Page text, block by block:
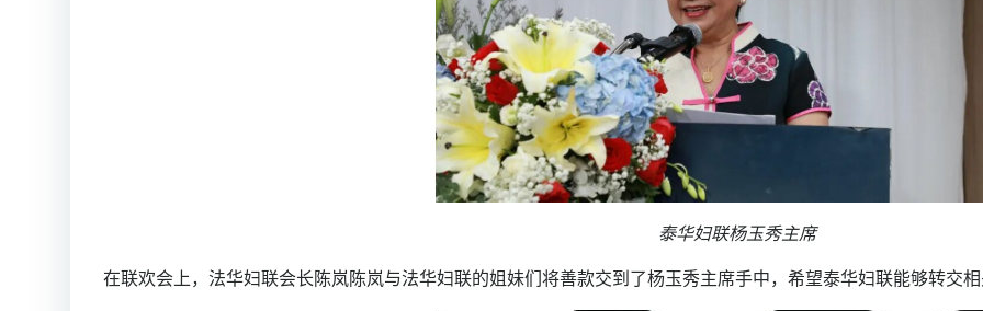
泰华妇联杨玉秀主席
在联欢会上，法华妇联会长陈岚陈岚与法华妇联的姐妹们将善款交到了杨玉秀主席手中，希望泰华妇联能够转交